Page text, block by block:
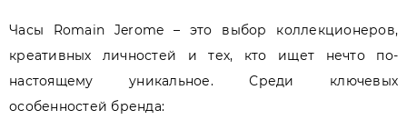
Часы Romain Jerome – это выбор коллекционеров,
креативных личностей и тех, кто ищет нечто по-
настоящему уникальное. Среди ключевых
особенностей бренда: